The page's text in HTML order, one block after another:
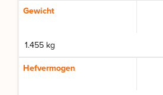
Gewicht
1.455 kg
Hefvermogen